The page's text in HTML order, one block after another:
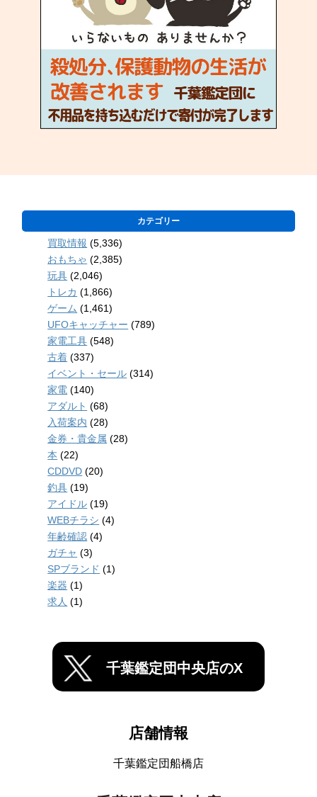
カテゴリー
買取情報 (5,336)
おもちゃ (2,385)
玩具 (2,046)
トレカ (1,866)
ゲーム (1,461)
UFOキャッチャー (789)
家電工具 (548)
古着 (337)
イベント・セール (314)
家電 (140)
アダルト (68)
入荷案内 (28)
金券・貴金属 (28)
本 (22)
CDDVD (20)
釣具 (19)
アイドル (19)
WEBチラシ (4)
年齢確認 (4)
ガチャ (3)
SPブランド (1)
楽器 (1)
求人 (1)
千葉鑑定団中央店のX
店舗情報
千葉鑑定団船橋店